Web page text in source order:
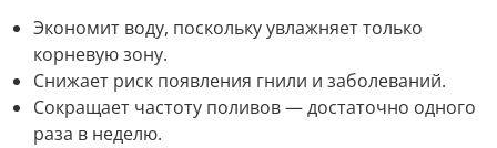
Экономит воду, поскольку увлажняет только
корневую зону.
Снижает риск появления гнили и заболеваний.
Сокращает частоту поливов — достаточно одного
раза в неделю.